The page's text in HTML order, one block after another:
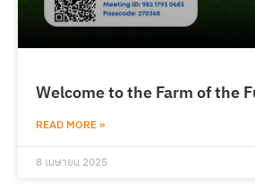
Welcome to the Farm of the
READ MORE »
8 เมษายน 2025